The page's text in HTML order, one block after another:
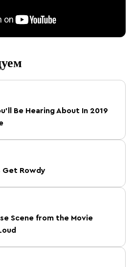
Be Hearing About In 2019
Get Rowdy
Scene from the Movie